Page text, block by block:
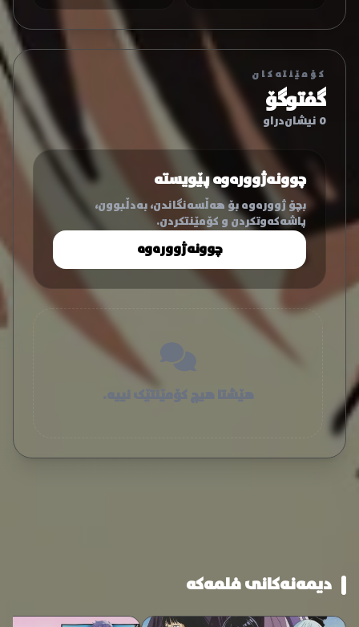
کۆمێنتەکان
گفتوگۆ
0 نیشان‌دراو
چوونەژوورەوە پێویستە
بچۆ ژوورەوە بۆ هەڵسەنگاندن، بەدڵبوون،
پاشەکەوتکردن و کۆمێنتکردن.
چوونەژوورەوە
هێشتا هیچ کۆمێنتێک نییە.
دیمەنەکانی فلمەکە